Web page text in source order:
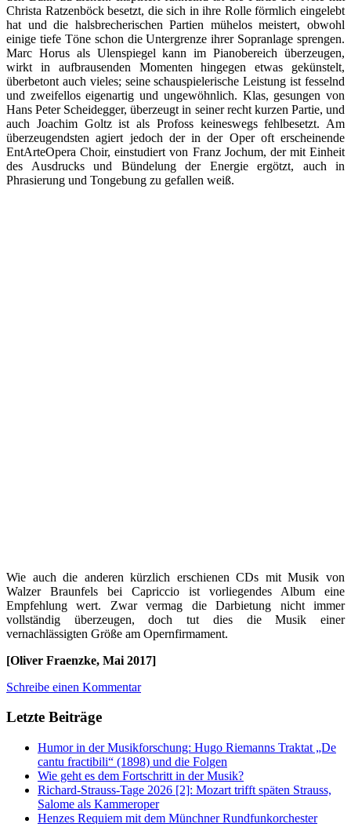
Christa Ratzenböck besetzt, die sich in ihre Rolle förmlich eingelebt
hat und die halsbrecherischen Partien mühelos meistert, obwohl
einige tiefe Töne schon die Untergrenze ihrer Sopranlage sprengen.
Marc Horus als Ulenspiegel kann im Pianobereich überzeugen,
wirkt in aufbrausenden Momenten hingegen etwas gekünstelt,
überbetont auch vieles; seine schauspielerische Leistung ist fesselnd
und zweifellos eigenartig und ungewöhnlich. Klas, gesungen von
Hans Peter Scheidegger, überzeugt in seiner recht kurzen Partie, und
auch Joachim Goltz ist als Profoss keineswegs fehlbesetzt. Am
überzeugendsten agiert jedoch der in der Oper oft erscheinende
EntArteOpera Choir, einstudiert von Franz Jochum, der mit Einheit
des Ausdrucks und Bündelung der Energie ergötzt, auch in
Phrasierung und Tongebung zu gefallen weiß.
Wie auch die anderen kürzlich erschienen CDs mit Musik von
Walzer Braunfels bei Capriccio ist vorliegendes Album eine
Empfehlung wert. Zwar vermag die Darbietung nicht immer
vollständig überzeugen, doch tut dies die Musik einer
vernachlässigten Größe am Opernfirmament.
[Oliver Fraenzke, Mai 2017]
Schreibe einen Kommentar
Letzte Beiträge
Humor in der Musikforschung: Hugo Riemanns Traktat „De
cantu fractibili“ (1898) und die Folgen
Wie geht es dem Fortschritt in der Musik?
Richard-Strauss-Tage 2026 [2]: Mozart trifft späten Strauss,
Salome als Kammeroper
Henzes Requiem mit dem Münchner Rundfunkorchester